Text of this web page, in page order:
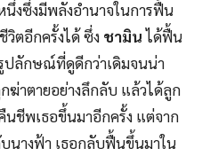
งซึ่งมีพลังอำนาจในการฟื้น
ตอีกครั้งได้ ซึ่ง ชามินได้ฟื้น
ปลักษณ์ที่ดูดีกว่าเดิมจนน่า
ฆ่าตายอย่างลึกลับ แล้วได้ลูก
ชีพเธอขึ้นมาอีกครั้ง แต่จาก
บนางฟ้า เธอกลับฟื้นขึ้นมาใน